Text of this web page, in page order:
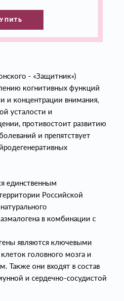
- «Защитник»)
когнитивных функций
и концентрации внимания,
усталости и
противостоит развитию
и препятствует
единственным
Российской
в комбинации с
являются ключевыми
головного мозга и
Также они входят в состав
и сердечно-сосудистой